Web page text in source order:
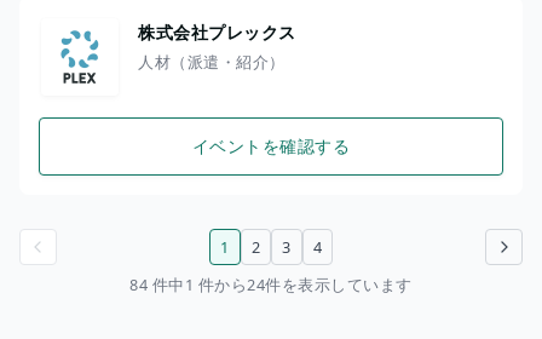
株式会社プレックス
人材（派遣・紹介）
イベントを確認する
次のページ
1 2 3
4
84 件中1 件から24件を表示しています